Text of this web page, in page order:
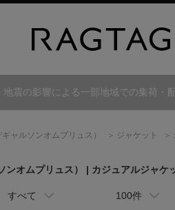
地震の影響による一部地域での集荷・
ギャルソンオムプリュス） ジャケット
ンオムプリュス） | カジュアルジャケ
すべて 100件